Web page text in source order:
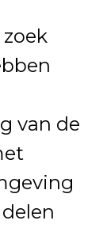
van de